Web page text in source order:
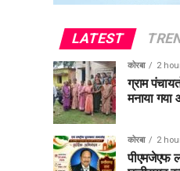
LATEST
कोरबा 2
ग्राम
मनाया
कोरबा 2
पीएमजेएफ